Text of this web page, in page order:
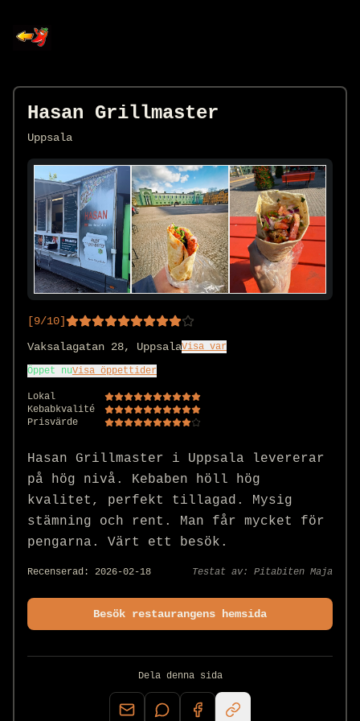
Hasan Grillmaster
Uppsala
[9/10]
Vaksalagatan 28, UppsalaVisa var
Öppet nuVisa öppettider
Lokal
Kebabkvalité
Prisvärde
Hasan Grillmaster i Uppsala levererar
på hög nivå. Kebaben höll hög
kvalitet, perfekt tillagad. Mysig
stämning och rent. Man får mycket för
pengarna. Värt ett besök.
Recenserad: 2026-02-18 Testat av: Pitabiten Maja
Besök restaurangens hemsida
Dela denna sida